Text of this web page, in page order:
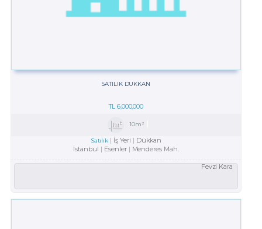
SATILIK DUKKAN
TL6,000,000
10m²
Satılık İş Yeri
Dükkan
İstanbul
Esenler Menderes Mah.
Fevzi Kara